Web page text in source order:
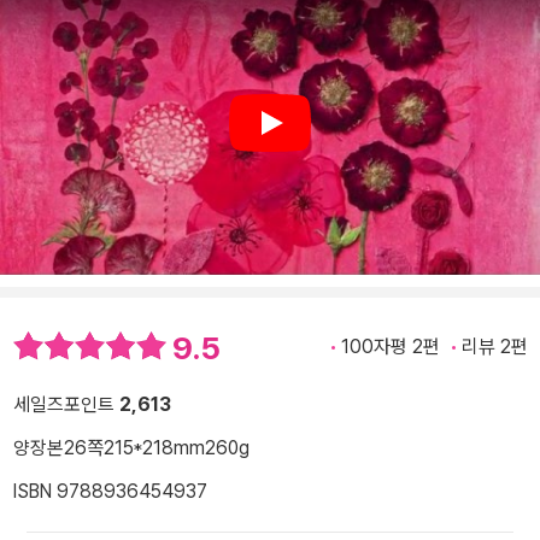
Play
9.5 100자평 2편 리뷰 2편
세일즈포인트 2,613
양장본26쪽215*218mm260g
ISBN 9788936454937